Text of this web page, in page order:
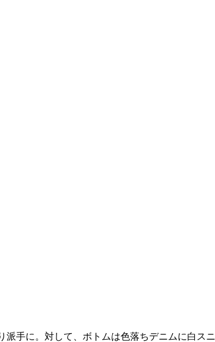
手に。対して、ボトムは色落ちデニムに白ス